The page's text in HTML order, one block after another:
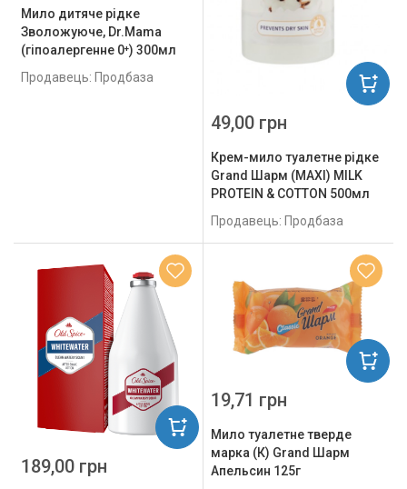
Мило дитяче рідке
Зволожуюче, Dr.Mama
(гіпоалергенне 0⁺) 300мл
Продавець: Продбаза
Крем-мило туалетне рідке
Grand Шарм (MAXI) MILK
PROTEIN & COTTON 500мл
Продавець: Продбаза
49,00 грн
189,00 грн
Мило туалетне тверде
марка (К) Grand Шарм
Апельсин 125г
19,71 грн